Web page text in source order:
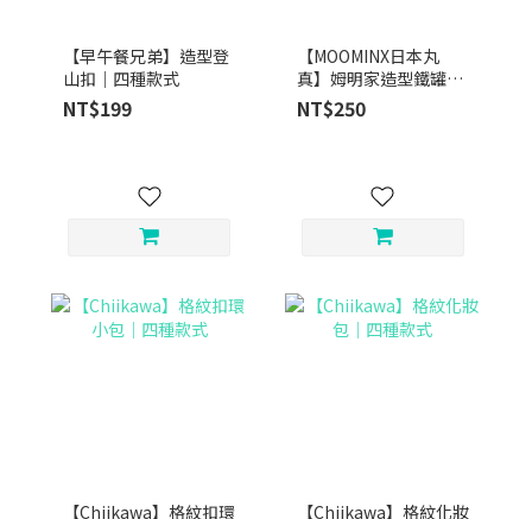
【早午餐兄弟】造型登
山扣｜四種款式
NT$199
【MOOMINX日本丸
真】姆明家造型鐵罐｜
三種款式
NT$250
【Chiikawa】格紋扣環
【Chiikawa】格紋化妝